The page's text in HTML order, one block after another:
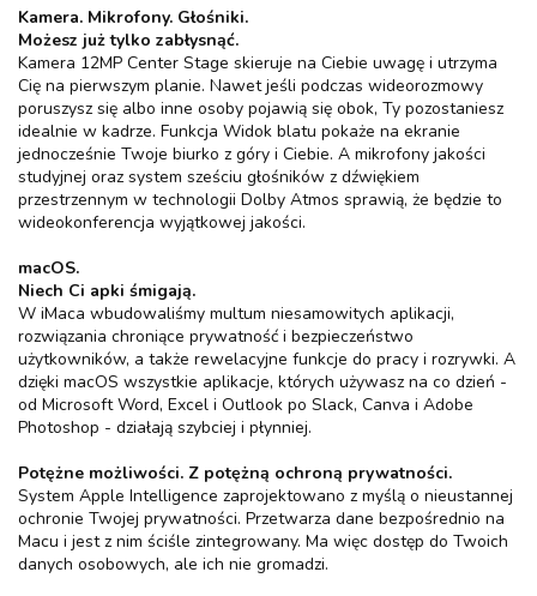
Kamera. Mikrofony. Głośniki.
Możesz już tylko zabłysnąć.
Kamera 12MP Center Stage skieruje na Ciebie uwagę i utrzyma
Cię na pierwszym planie. Nawet jeśli podczas wideorozmowy
poruszysz się albo inne osoby pojawią się obok, Ty pozostaniesz
idealnie w kadrze. Funkcja Widok blatu pokaże na ekranie
jednocześnie Twoje biurko z góry i Ciebie. A mikrofony jakości
studyjnej oraz system sześciu głośników z dźwiękiem
przestrzennym w technologii Dolby Atmos sprawią, że będzie to
wideokonferencja wyjątkowej jakości.
macOS.
Niech Ci apki śmigają.
W iMaca wbudowaliśmy multum niesamowitych aplikacji,
rozwiązania chroniące prywatność i bezpieczeństwo
użytkowników, a także rewelacyjne funkcje do pracy i rozrywki. A
dzięki macOS wszystkie aplikacje, których używasz na co dzień -
od Microsoft Word, Excel i Outlook po Slack, Canva i Adobe
Photoshop - działają szybciej i płynniej.
Potężne możliwości. Z potężną ochroną prywatności.
System Apple Intelligence zaprojektowano z myślą o nieustannej
ochronie Twojej prywatności. Przetwarza dane bezpośrednio na
Macu i jest z nim ściśle zintegrowany. Ma więc dostęp do Twoich
danych osobowych, ale ich nie gromadzi.